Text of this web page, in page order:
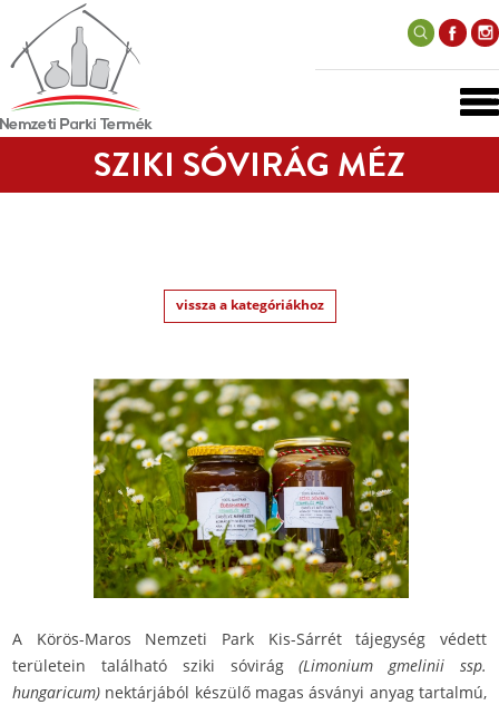
SZIKI SÓVIRÁG MÉZ
vissza a kategóriákhoz
A Körös-Maros Nemzeti Park Kis-Sárrét tájegység védett
területein található sziki sóvirág(Limonium gmelinii ssp.
hungaricum) nektárjából készülő magas ásványi anyag tartalmú,